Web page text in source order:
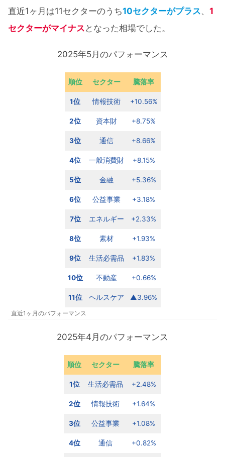
直近1ヶ月は11セクターのうち10セクターがプラス、 1
セクターがマイナス となった相場でした。
2025年5月のパフォーマンス
順位 セクター 騰落率
1位 情報技術 +10.56%
2位 資本財 +8.75%
3位 通信 +8.66%
4位 一般消費財 +8.15%
5位 金融 +5.36%
6位 公益事業 +3.18%
7位 エネルギー +2.33%
8位 素材 +1.93%
9位 生活必需品 +1.83%
10位 不動産 +0.66%
11位 ヘルスケア ▲3.96%
直近1ヶ月のパフォーマンス
2025年4月のパフォーマンス
順位 セクター 騰落率
1位 生活必需品 +2.48%
2位 情報技術 +1.64%
3位 公益事業 +1.08%
4位 通信 +0.82%